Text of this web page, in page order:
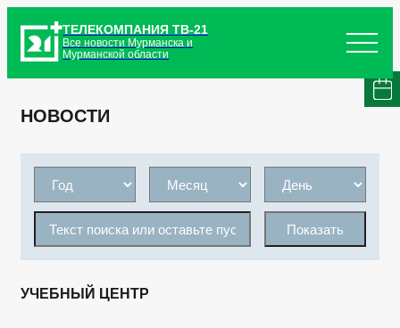
ТЕЛЕКОМПАНИЯ ТВ-21
Все новости Мурманска и
Мурманской области
НОВОСТИ
Показать
УЧЕБНЫЙ ЦЕНТР